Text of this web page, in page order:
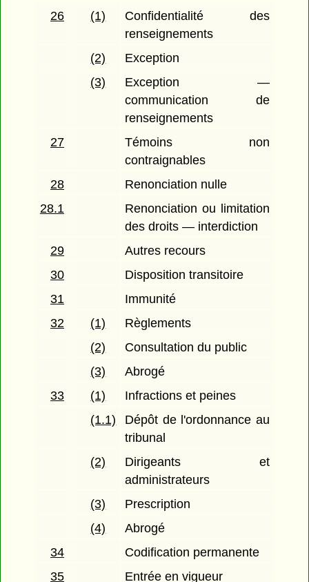
26
(1)
Confidentialité des
renseignements
(2)
Exception
(3)
Exception —
communication de
renseignements
27
Témoins non
contraignables
28
Renonciation nulle
28.1
Renonciation ou limitation
des droits — interdiction
29
Autres recours
30
Disposition transitoire
31
Immunité
32
(1)
Règlements
(2)
Consultation du public
(3)
Abrogé
33
(1)
Infractions et peines
(1.1)
Dépôt de l'ordonnance au
tribunal
(2)
Dirigeants et
administrateurs
(3)
Prescription
(4)
Abrogé
34
Codification permanente
35
Entrée en vigueur